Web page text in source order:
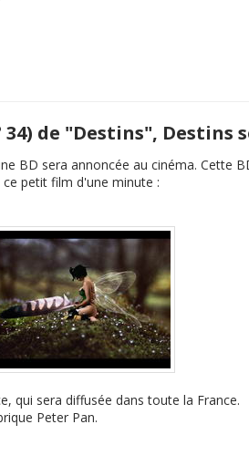
34) de "Destins", Destins
BD sera annoncée au cinéma. Cette
petit film d'une minute :
qui sera diffusée dans toute la France.
Peter Pan.